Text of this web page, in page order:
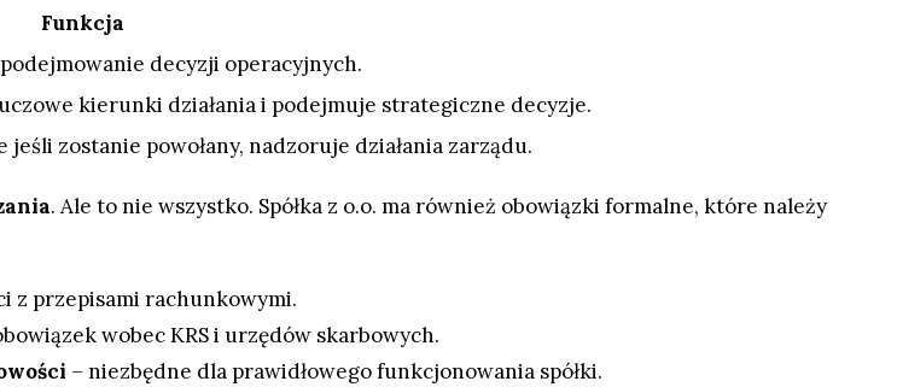
Funkcja
decyzji operacyjnych.
kierunki działania i podejmuje strategiczne decyzje.
zostanie powołany, nadzoruje działania zarządu.
. Ale to nie wszystko. Spółka z o.o. ma również obowiązki formalne, które należy
z przepisami rachunkowymi.
wobec KRS i urzędów skarbowych.
– niezbędne dla prawidłowego funkcjonowania spółki.